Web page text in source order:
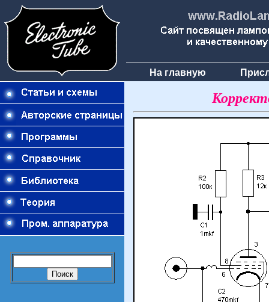
На главную